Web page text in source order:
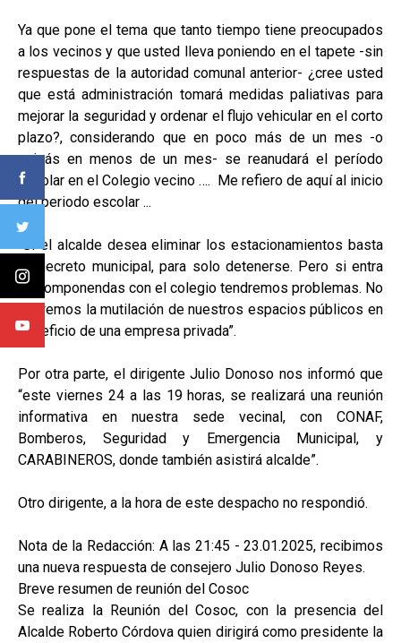
Ya que pone el tema que tanto tiempo tiene preocupados
a los vecinos y que usted lleva poniendo en el tapete -sin
respuestas de la autoridad comunal anterior- ¿cree usted
que está administración tomará medidas paliativas para
mejorar la seguridad y ordenar el flujo vehicular en el corto
plazo?, considerando que en poco más de un mes -o
quizás en menos de un mes- se reanudará el período
escolar en el Colegio vecino …. Me refiero de aquí al inicio
del periodo escolar ...
“Si el alcalde desea eliminar los estacionamientos basta
un decreto municipal, para solo detenerse. Pero si entra
en componendas con el colegio tendremos problemas. No
queremos la mutilación de nuestros espacios públicos en
beneficio de una empresa privada”.
Por otra parte, el dirigente Julio Donoso nos informó que
“este viernes 24 a las 19 horas, se realizará una reunión
informativa en nuestra sede vecinal, con CONAF,
Bomberos, Seguridad y Emergencia Municipal, y
CARABINEROS, donde también asistirá alcalde”.
Otro dirigente, a la hora de este despacho no respondió.
Nota de la Redacción: A las 21:45 - 23.01.2025, recibimos
una nueva respuesta de consejero Julio Donoso Reyes.
Breve resumen de reunión del Cosoc
Se realiza la Reunión del Cosoc, con la presencia del
Alcalde Roberto Córdova quien dirigirá como presidente la